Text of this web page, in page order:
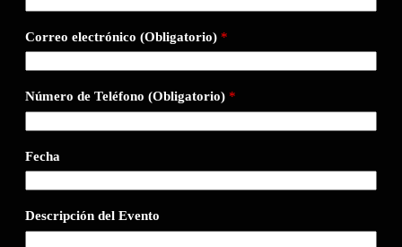
Correo electrónico (Obligatorio) *
Número de Teléfono (Obligatorio) *
Fecha
Descripción del Evento